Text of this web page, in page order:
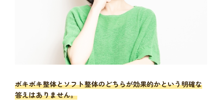
ボキボキ整体とソフト整体のどちらが効果的かという明確な
答えはありません。